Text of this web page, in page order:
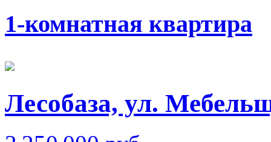
1-комнатная квартира
Лесобаза, ул.